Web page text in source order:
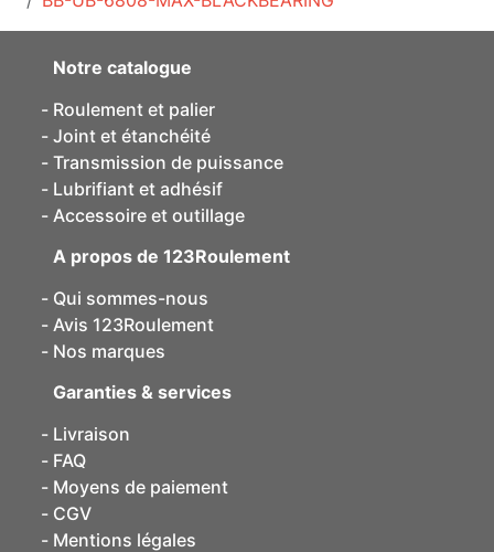
Notre catalogue
Roulement et palier
Joint et étanchéité
Transmission de puissance
Lubrifiant et adhésif
Accessoire et outillage
A propos de 123Roulement
Qui sommes-nous
Avis 123Roulement
Nos marques
Garanties & services
Livraison
FAQ
Moyens de paiement
CGV
Mentions légales